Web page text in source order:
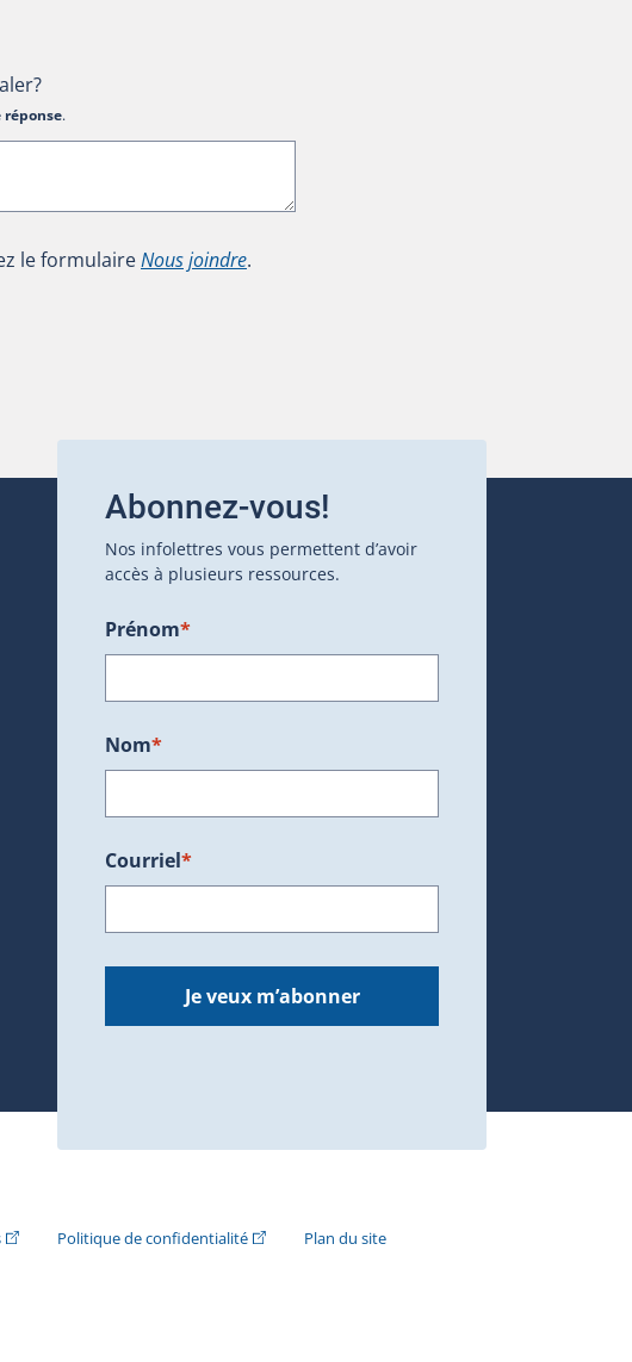
réponse.
le formulaireNous joindre.
dans une nouvelle fenêtre.)
s'ouvrira dans une nouvelle fenêtre.)
Abonnez-vous!
Nos infolettres vous permettent d’avoir
accès à plusieurs ressources.
Prénom*
Nom*
Courriel*
Je veux m’abonner
(Cet hyperlien externe s'ouvrira dans une nouvelle fenêtre.)
Politique de confidentialité(Cet hyperlien externe s'ouvrira dans une nouvelle
Plan du site